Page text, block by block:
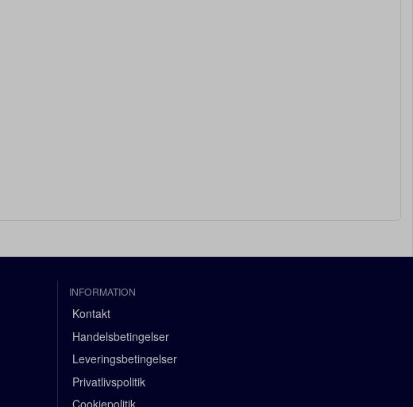
INFORMATION
Kontakt
Handelsbetingelser
Leveringsbetingelser
Privatlivspolitik